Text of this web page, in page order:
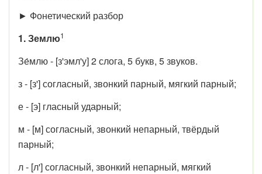
► Фонетический разбор
1. Землю1
Зе́млю - [з'эмл'у] 2 слога, 5 букв, 5 звуков.
з - [з'] согласный, звонкий парный, мягкий парный;
е - [э] гласный ударный;
м - [м] согласный, звонкий непарный, твёрдый
парный;
л - [л'] согласный, звонкий непарный, мягкий